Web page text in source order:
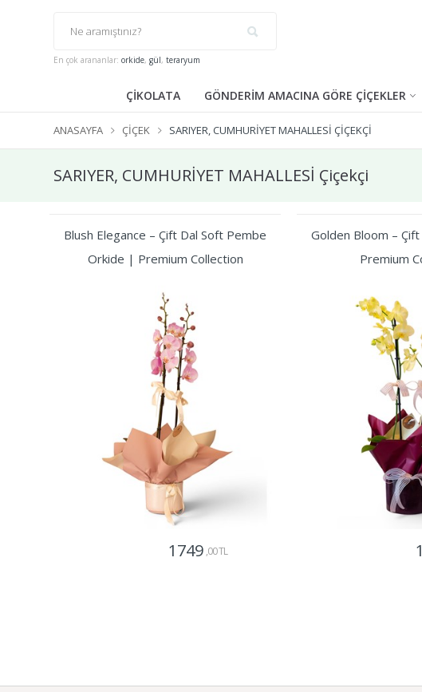
En çok arananlar: orkide, gül, teraryum
ÇİKOLATA GÖNDERİM AMACINA GÖRE ÇİÇEKLER
ANASAYFA ÇIÇEK SARIYER, CUMHURİYET MAHALLESİ ÇIÇEKÇI
SARIYER, CUMHURİYET MAHALLESİ Çiçekçi
Blush Elegance – Çift Dal Soft Pembe
Orkide | Premium Collection
1749 ,00 TL
Golden Bloom – Çift
Premium